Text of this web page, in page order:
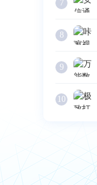
7
8
9
10